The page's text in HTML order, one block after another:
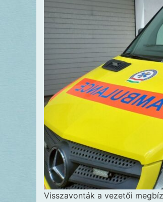
Visszavonták a vezetői